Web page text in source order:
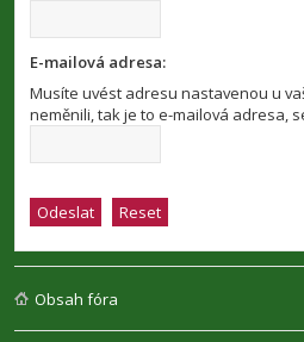
E-mailová adresa:
Musíte uvést adresu nastavenou u
neměnili, tak je to e-mailová adresa,
Obsah fóra